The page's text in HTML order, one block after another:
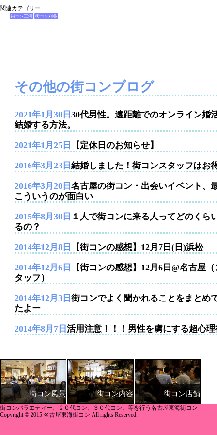
関連カテゴリー
街コン三河 街コン刈谷
その他の街コンブログ
2021年1月30日 30代男性。遠距離でのオンライン婚
結婚する方法。
2021年1月25日 【定休日のお知らせ】
2016年3月23日 結婚しました！街コンスタッフはお
2016年3月20日 名古屋の街コン・出会いイベント、
こういうのが面白い
2015年8月30日 １人で街コンに来る人ってどのくら
るの？
2014年12月8日 【街コンの感想】12月7日(日)浜松
2014年12月6日
【街コンの感想】12月6日@名古屋（
タッフ）
2014年12月3日 街コンでよく聞かれることをまとめ
たよー
2014年8月7日 活用注意！！！男性を虜にする超心理
街コン風景 街コン内容 街コン店舗
街コンバラエティー、２０代コン、３０代コン、等を行う名古屋東海街コン
Copyright © 2015 名古屋東海街コン All rights Reserved.